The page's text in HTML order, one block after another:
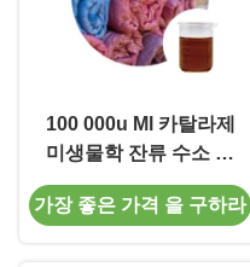
100 000u Ml 카탈라제
미생물학 잔류 수소 과
산화물은 다잉 처리를
제거합니다
가장 좋은 가격 을 구하라